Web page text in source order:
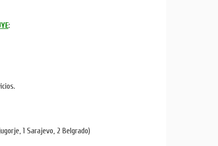
:
1 Sarajevo, 2 Belgrado)